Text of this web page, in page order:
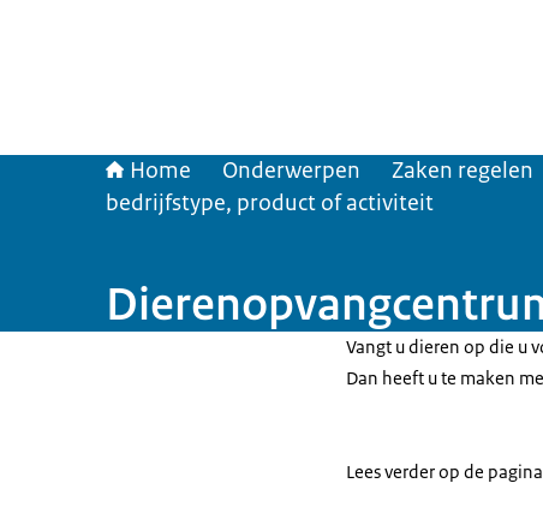
Home Onderwerpen Zaken regelen
bedrijfstype, product of activiteit
Vangt u dieren op die u
Dan heeft u te maken
Lees verder op de pagina